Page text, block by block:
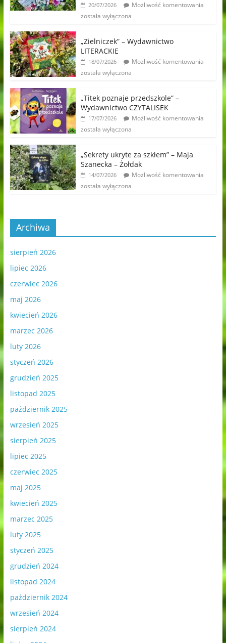
20/07/2026
Możliwość komentowania
została wyłączona
„Zielniczek” – Wydawnictwo
LITERACKIE
18/07/2026
Możliwość komentowania
została wyłączona
„Titek poznaje przedszkole” –
Wydawnictwo CZYTALISEK
17/07/2026
Możliwość komentowania
została wyłączona
„Sekrety ukryte za szkłem” – Maja
Szanecka – Żołdak
14/07/2026
Możliwość komentowania
została wyłączona
Archiwa
sierpień 2026
lipiec 2026
czerwiec 2026
maj 2026
kwiecień 2026
marzec 2026
luty 2026
styczeń 2026
grudzień 2025
listopad 2025
październik 2025
wrzesień 2025
sierpień 2025
lipiec 2025
czerwiec 2025
maj 2025
kwiecień 2025
marzec 2025
luty 2025
styczeń 2025
grudzień 2024
listopad 2024
październik 2024
wrzesień 2024
sierpień 2024